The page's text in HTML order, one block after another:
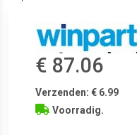
€ 87.06
Verzenden: € 6.99
Voorradig.